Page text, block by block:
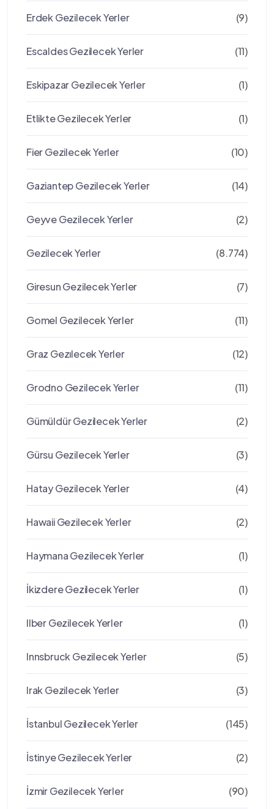
Erdek Gezilecek Yerler (9)
Escaldes Gezilecek Yerler (11)
Eskipazar Gezilecek Yerler (1)
Etlikte Gezilecek Yerler (1)
Fier Gezilecek Yerler (10)
Gaziantep Gezilecek Yerler (14)
Geyve Gezilecek Yerler (2)
Gezilecek Yerler (8.774)
Giresun Gezilecek Yerler (7)
Gomel Gezilecek Yerler (11)
Graz Gezılecek Yerler (12)
Grodno Gezilecek Yerler (11)
Gümüldür Gezilecek Yerler (2)
Gürsu Gezilecek Yerler (3)
Hatay Gezilecek Yerler (4)
Hawaii Gezilecek Yerler (2)
Haymana Gezilecek Yerler (1)
İkizdere Gezilecek Yerler (1)
Ilber Gezilecek Yerler (1)
Innsbruck Gezilecek Yerler (5)
Irak Gezilecek Yerler (3)
İstanbul Gezilecek Yerler (145)
İstinye Gezilecek Yerler (2)
İzmir Gezilecek Yerler (90)